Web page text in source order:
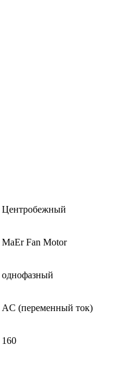
Центробежный
MaEr Fan Motor
однофазный
AC (переменный ток)
160